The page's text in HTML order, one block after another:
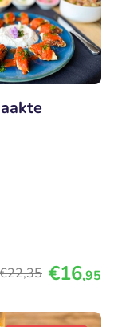
€22,35 €16,95